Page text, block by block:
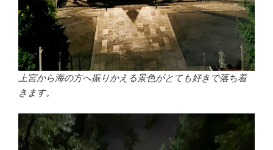
上宮から海の方へ振りかえる景色がとても好きで落ち着
きます。